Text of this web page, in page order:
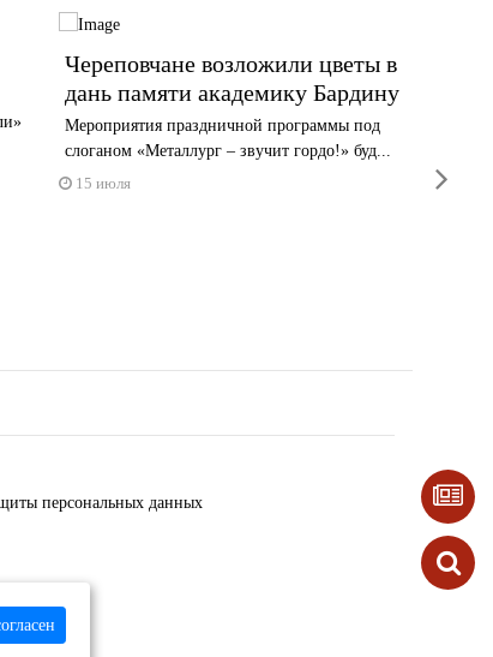
Череповчане возложили цветы в
дань памяти академику Бардину
Мероприятия праздничной программы под
слоганом «Металлург – звучит гордо!» буд...
15 июля
Днем
персональных данных